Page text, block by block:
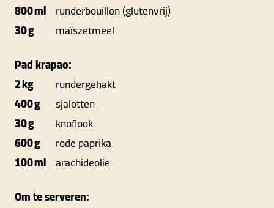
800 ml
runderbouillon (glutenvrij)
30 g
maïszetmeel
Pad krapao:
2 kg
rundergehakt
400 g
sjalotten
30 g
knoflook
600 g
rode paprika
100 ml
arachideolie
Om te serveren: